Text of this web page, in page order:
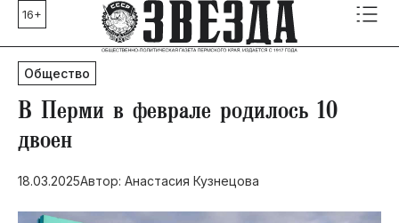
Главные темы
80 лет Победы
Молодежная столица РФ
СВО
Социальная поддержка
Инфраструктура
Благоустройство
16+
Общество
В Перми в феврале родилось 10
двоен
18.03.2025Автор: Анастасия Кузнецова